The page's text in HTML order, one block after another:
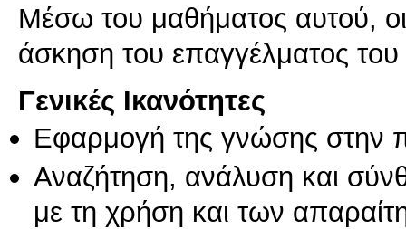
Μέσω του μαθήματος αυτού, οι
άσκηση του επαγγέλματος
Γενικές Ικανότητες
Εφαρμογή της γνώσης στην
Αναζήτηση, ανάλυση και
με τη χρήση και των